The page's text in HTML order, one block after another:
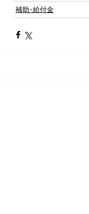
補助･給付金